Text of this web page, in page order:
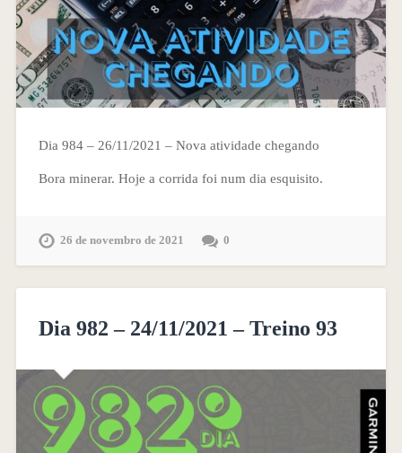
Dia 984 – 26/11/2021 – Nova atividade chegando
Bora minerar. Hoje a corrida foi num dia esquisito.
26 de novembro de 2021 0
Dia 982 – 24/11/2021 – Treino 93